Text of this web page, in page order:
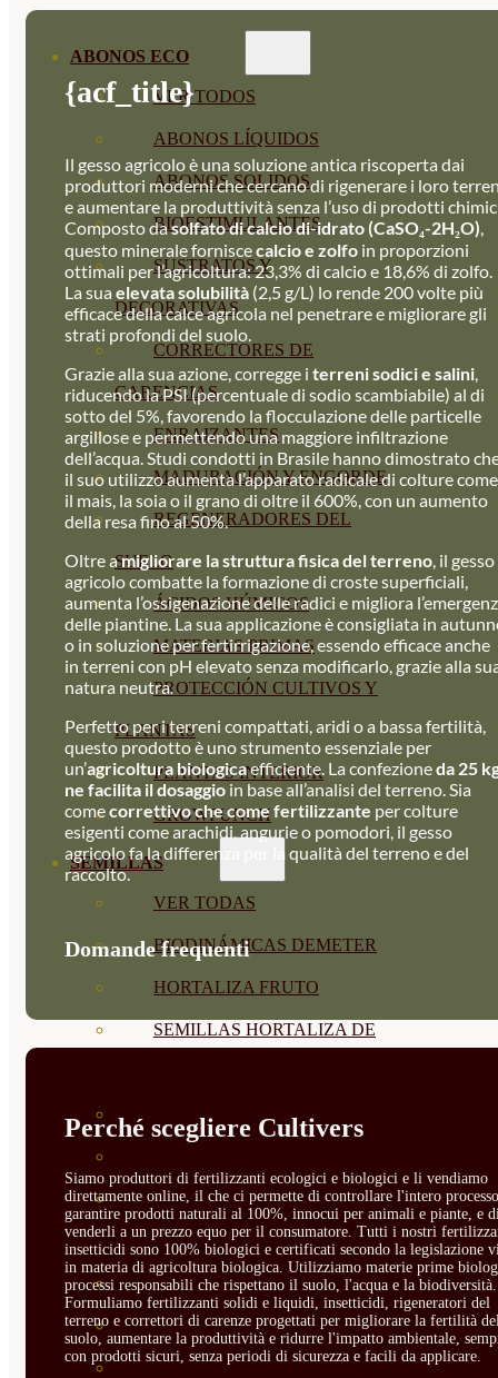
ABONOS ECO
VER TODOS
ABONOS LÍQUIDOS
ABONOS SOLIDOS
BIOESTIMULANTES
SUSTRATOS Y
DECORATIVAS
CORRECTORES DE
CARENCIAS
ENRAIZANTES
MADURACIÓN Y ENGORDE
REGENERADORES DEL
SUELO
ÁCIDOS HÚMICOS
MATERIAS PRIMAS
PROTECCIÓN CULTIVOS Y
PLANTAS
PLANTAS INTERIOR
GROWPUNCH
SEMILLAS
VER TODAS
BIODINÁMICAS DEMETER
HORTALIZA FRUTO
SEMILLAS HORTALIZA DE
SEMILLAS AROMÁTICAS
SEMILLAS FLORES
COMESTIBLES
SEMILLAS TRADICIONALES
SEMILLAS BRASICAS
SEMILLAS RAÍZ
{acf_title}
Il gesso agricolo è una soluzione antica riscoperta dai
produttori moderni che cercano di rigenerare i loro
e aumentare la produttività senza l’uso di prodotti
Composto dasolfato di calcio di-idrato (CaSO₄-2H₂O)
questo minerale forniscecalcio e zolfo in proporzioni
ottimali per l’agricoltura: 23,3% di calcio e 18,6% di zolfo.
La sua elevata solubilità (2,5 g/L) lo rende 200 volte più
efficace della calce agricola nel penetrare e migliorare gli
strati profondi del suolo.
Grazie alla sua azione, corregge i terreni sodici e salini
riducendo la PSI (percentuale di sodio scambiabile) al di
sotto del 5%, favorendo la flocculazione delle particelle
argillose e permettendo una maggiore infiltrazione
dell’acqua. Studi condotti in Brasile hanno dimostrato
il suo utilizzo aumenta l’apparato radicale di colture come
il mais, la soia o il grano di oltre il 600%, con un aumento
della resa fino al 50%.
Oltre amigliorare la struttura fisica del terreno , il gesso
agricolo combatte la formazione di croste superficiali,
aumenta l’ossigenazione delle radici e migliora
delle piantine. La sua applicazione è consigliata in
o in soluzione per fertirrigazione, essendo efficace anche
in terreni con pH elevato senza modificarlo, grazie alla
natura neutra.
Perfetto per i terreni compattati, aridi o a bassa fertilità,
questo prodotto è uno strumento essenziale per
un’agricoltura biologicaefficiente. La confezioneda 25
ne facilita il dosaggio in base all’analisi del terreno. Sia
comecorrettivo che come fertilizzante per colture
esigenti come arachidi, angurie o pomodori, il gesso
agricolo fa la differenza per la qualità del terreno e del
raccolto.
Domande frequenti
Perché scegliere Cultivers
Siamo produttori di fertilizzanti ecologici e biologici e li vendiamo
direttamente online, il che ci permette di controllare l'intero
garantire prodotti naturali al 100%, innocui per animali e piante, e
venderli a un prezzo equo per il consumatore. Tutti i nostri
insetticidi sono 100% biologici e certificati secondo la legislazione
in materia di agricoltura biologica. Utilizziamo materie prime
processi responsabili che rispettano il suolo, l'acqua e la biodiversità.
Formuliamo fertilizzanti solidi e liquidi, insetticidi, rigeneratori del
terreno e correttori di carenze progettati per migliorare la fertilità
suolo, aumentare la produttività e ridurre l'impatto ambientale,
con prodotti sicuri, senza periodi di sicurezza e facili da applicare.